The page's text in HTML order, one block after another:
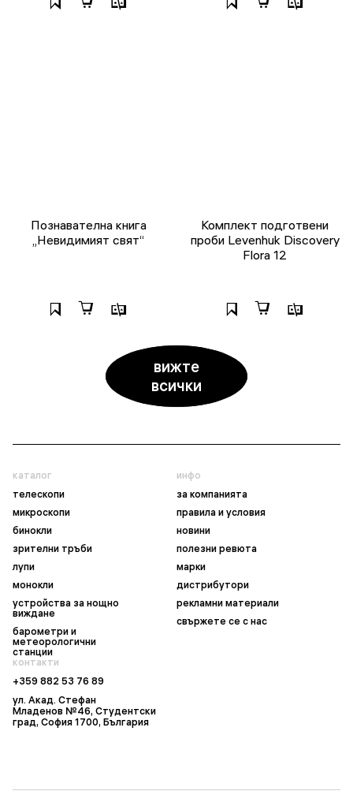
Познавателна книга
„Невидимият свят“
Комплект подготвени
проби Levenhuk Discovery
Flora 12
вижте
всички
каталог
телескопи
микроскопи
бинокли
зрителни тръби
лупи
монокли
устройства за нощно
виждане
барометри и
метеорологични
станции
инфо
за компанията
правила и условия
новини
полезни ревюта
марки
дистрибутори
рекламни материали
свържете се с нас
контакти
+359 882 53 76 89
ул. Акад. Стефан
Младенов №46, Студентски
град, София 1700, България